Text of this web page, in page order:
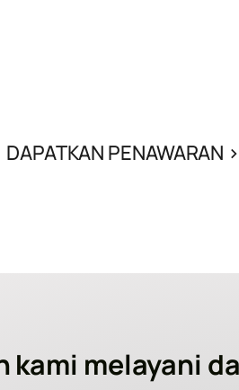
DAPATKAN PENAWARAN
kami melayani